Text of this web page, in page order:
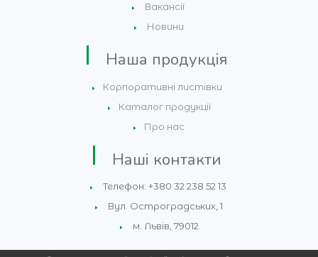
Вакансії
Новини
Наша продукція
Корпоративні листівки
Каталог продукції
Про нас
Наші контакти
Телефон: +380 32 238 52 13
Вул. Остроградських, 1
м. Львів, 79012